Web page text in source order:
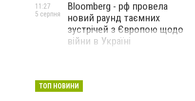
Bloomberg - рф провела
новий раунд таємних
зустрічей з Європою щодо
війни в Україні
11:27
5 серпня
ТОП НОВИНИ